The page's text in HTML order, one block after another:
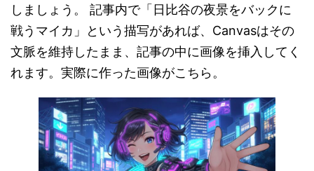
しましょう。 記事内で「日比谷の夜景をバックに
戦うマイカ」という描写があれば、Canvasはその
文脈を維持したまま、記事の中に画像を挿入してく
れます。実際に作った画像がこちら。